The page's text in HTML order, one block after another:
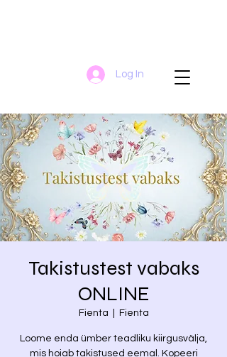
Log In
Takistustest vabaks
ONLINE
Fienta Fienta
Loome enda ümber teadliku kiirgusvälja,
mis hoiab takistused eemal. Kopeeri